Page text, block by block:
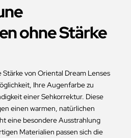
ohne Stärke
von Oriental Dream Lenses
Ihre Augenfarbe zu
einer Sehkorrektur. Diese
einen warmen, natürlichen
eine besondere Ausstrahlung
Materialien passen sich die